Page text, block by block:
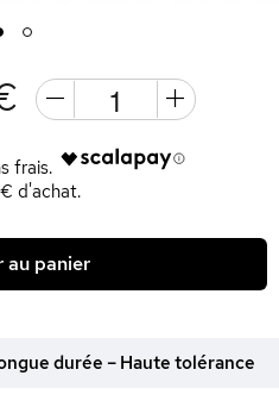
2
d'achat.
au panier
durée – Haute tolérance